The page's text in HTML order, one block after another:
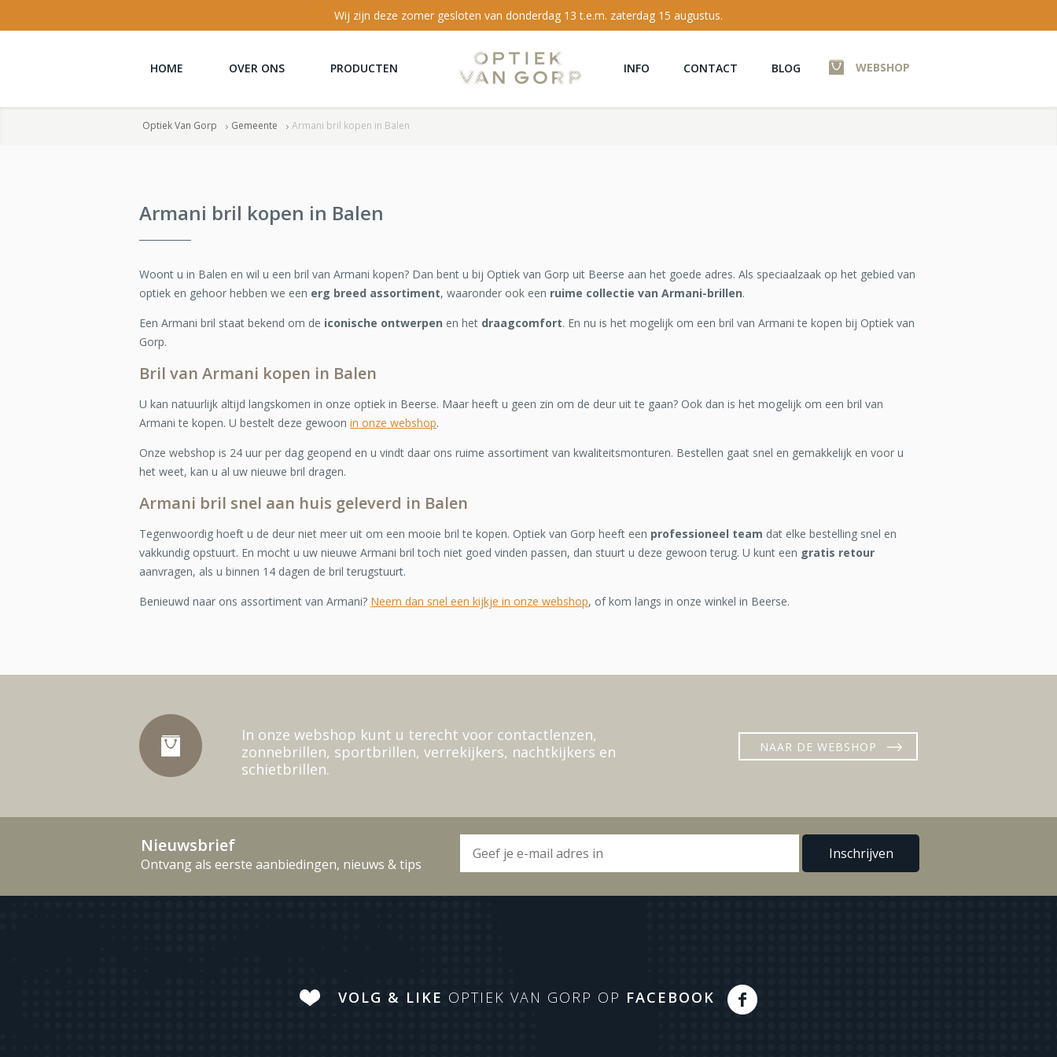
Wij zijn deze zomer gesloten van donderdag 13 t.e.m. zaterdag 15 augustus.
WEBSHOP
HOME OVER ONS PRODUCTEN INFO CONTACT BLOG
Optiek Van Gorp Gemeente Armani bril kopen in Balen
Armani bril kopen in Balen
Woont u in Balen en wil u een bril van Armani kopen? Dan bent u bij Optiek van Gorp uit Beerse aan het goede adres. Als speciaalzaak op het gebied van
optiek en gehoor hebben we een erg breed assortiment, waaronder ook een ruime collectie van Armani-brillen.
Een Armani bril staat bekend om de iconische ontwerpen en het draagcomfort. En nu is het mogelijk om een bril van Armani te kopen bij Optiek van
Gorp.
Bril van Armani kopen in Balen
U kan natuurlijk altijd langskomen in onze optiek in Beerse. Maar heeft u geen zin om de deur uit te gaan? Ook dan is het mogelijk om een bril van
Armani te kopen. U bestelt deze gewoon in onze webshop.
Onze webshop is 24 uur per dag geopend en u vindt daar ons ruime assortiment van kwaliteitsmonturen. Bestellen gaat snel en gemakkelijk en voor u
het weet, kan u al uw nieuwe bril dragen.
Armani bril snel aan huis geleverd in Balen
Tegenwoordig hoeft u de deur niet meer uit om een mooie bril te kopen. Optiek van Gorp heeft een professioneel team dat elke bestelling snel en
vakkundig opstuurt. En mocht u uw nieuwe Armani bril toch niet goed vinden passen, dan stuurt u deze gewoon terug. U kunt een gratis retour
aanvragen, als u binnen 14 dagen de bril terugstuurt.
Benieuwd naar ons assortiment van Armani? Neem dan snel een kijkje in onze webshop, of kom langs in onze winkel in Beerse.
In onze webshop kunt u terecht voor contactlenzen,
zonnebrillen, sportbrillen, verrekijkers, nachtkijkers en
schietbrillen.
NAAR DE WEBSHOP
Nieuwsbrief
Ontvang als eerste aanbiedingen, nieuws & tips
VOLG & LIKE OPTIEK VAN GORP OP FACEBOOK